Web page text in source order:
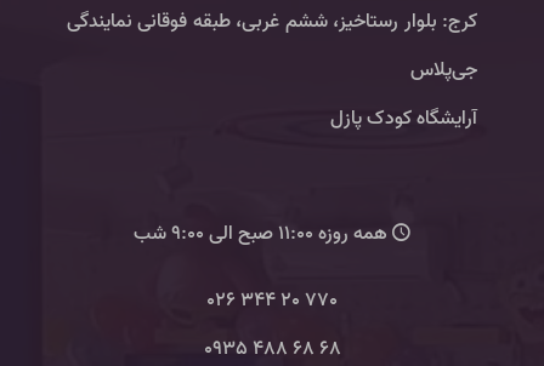
کرج: بلوار رستاخیز، ششم غربی، طبقه فوقانی نمایندگی
جی‌پلاس
آرایشگاه کودک پازل
همه روزه 11:00 صبح الی 9:00 شب
770 20 344 026
68 68 488 0935